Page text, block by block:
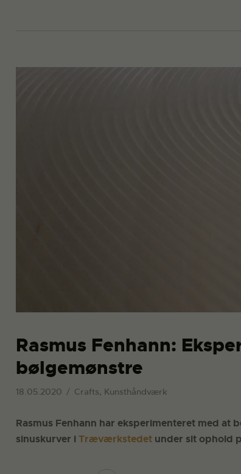
Rasmus Fenhann:
bølgemønstre
18.05.2020 Crafts, Kunsthåndværk
Rasmus Fenhann har eksperimenteret med at
sinuskurver i Træværkstedet under sit ophold